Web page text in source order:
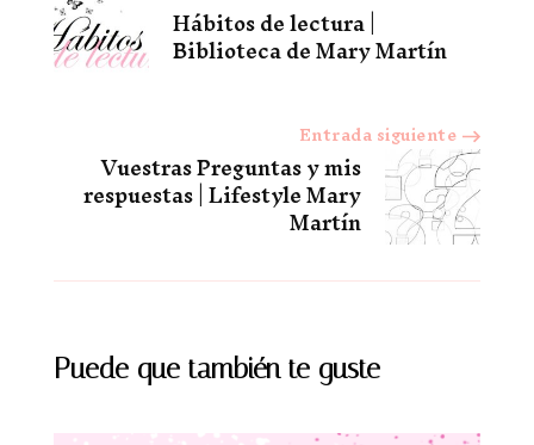
de
Hábitos de lectura |
Biblioteca de Mary Martín
Entrada siguiente
Vuestras Preguntas y mis
respuestas | Lifestyle Mary
Martín
Puede que también te guste